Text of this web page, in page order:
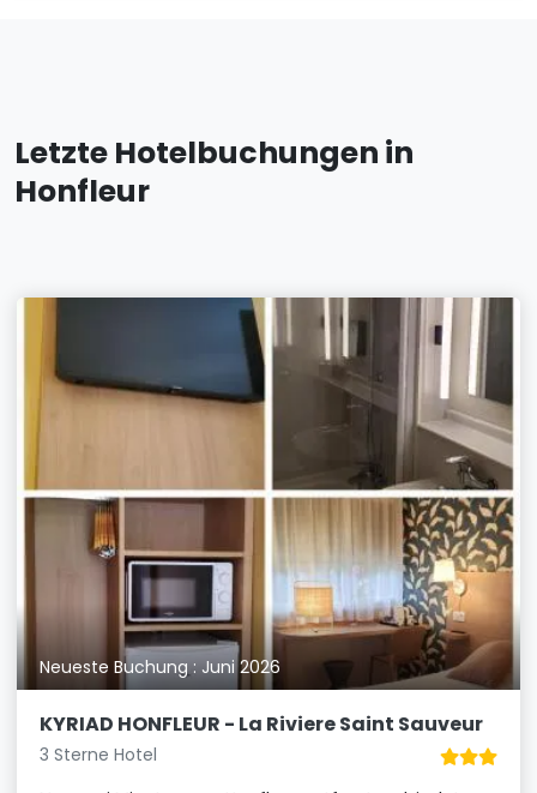
Letzte Hotelbuchungen in
Honfleur
Neueste Buchung : Juni 2026
KYRIAD HONFLEUR - La Riviere Saint Sauveur
3 Sterne Hotel